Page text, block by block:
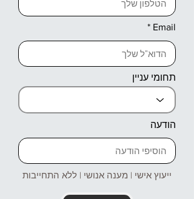
Email
תחומי עניין
הודעה
ייעוץ אישי | מענה אנושי | ללא התחייבות